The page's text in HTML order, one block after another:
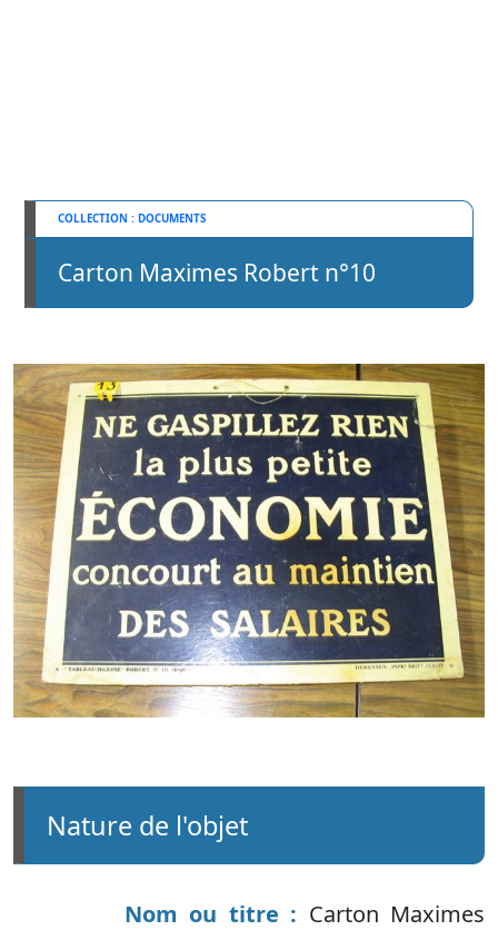
DOCUMENTS
Carton Maximes Robert n°10
nature de l'objet
Nom ou titre : Carton Maximes